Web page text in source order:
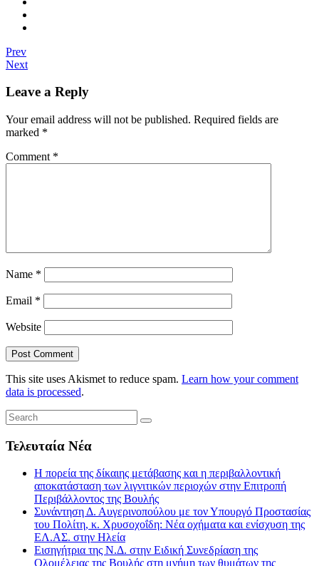
Prev
Next
Leave a Reply
Your email address will not be published. Required fields are
marked *
Comment *
Name *
Email *
Website
This site uses Akismet to reduce spam. Learn how your comment
data is processed.
Τελευταία Νέα
Η πορεία της δίκαιης μετάβασης και η περιβαλλοντική
αποκατάσταση των λιγνιτικών περιοχών στην Επιτροπή
Περιβάλλοντος της Βουλής
Συνάντηση Δ. Αυγερινοπούλου με τον Υπουργό Προστασίας
του Πολίτη, κ. Χρυσοχοΐδη: Νέα οχήματα και ενίσχυση της
ΕΛ.ΑΣ. στην Ηλεία
Εισηγήτρια της Ν.Δ. στην Ειδική Συνεδρίαση της
Ολομέλειας της Βουλής στη μνήμη των θυμάτων της